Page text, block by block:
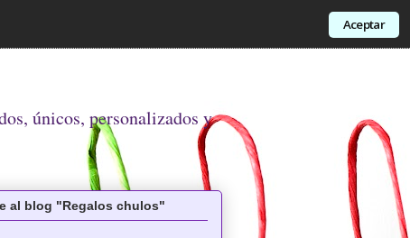
Aceptar
únicos, personalizados y
al blog "Regalos chulos"